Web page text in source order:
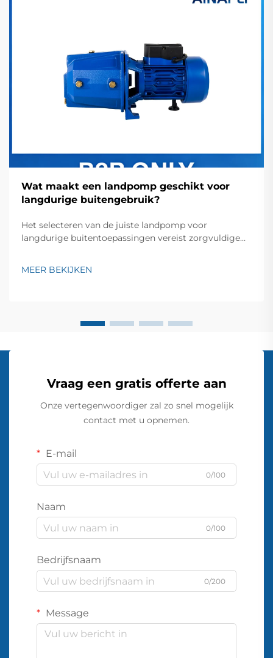
Wat maakt een landpomp geschikt voor
langdurige buitengebruik?
Het selecteren van de juiste landpomp voor
langdurige buitentoepassingen vereist zorgvuldige
geconstrueerde landpomp moet bestand zijn tegen
MEER BEKIJKEN
Vraag een gratis offerte aan
Onze vertegenwoordiger zal zo snel mogelijk
contact met u opnemen.
E-mail
0/100
Naam
0/100
Bedrijfsnaam
0/200
Message